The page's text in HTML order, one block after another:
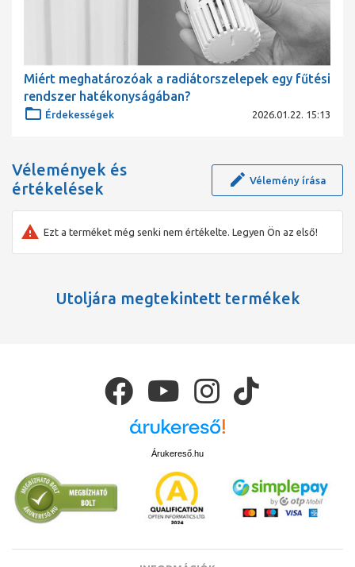
Miért meghatározóak a radiátorszelepek egy fűtési
rendszer hatékonyságában?
Érdekességek 2026.01.22. 15:13
Vélemények és
értékelések
Vélemény írása
Ezt a terméket még senki nem értékelte. Legyen Ön az első!
Utoljára megtekintett termékek
Árukereső.hu